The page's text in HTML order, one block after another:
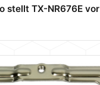
stellt TX-NR676E vor